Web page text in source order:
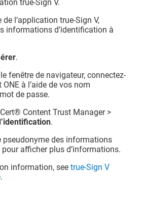
true-Sign V.
l’application true-Sign V,
informations d’identification à
.
fenêtre de navigateur, connectez-
ONE à l’aide de vos nom
de passe.
Content Trust Manager>
.
pseudonyme des informations
afficher plus d’informations.
information, seetrue-Sign V
.